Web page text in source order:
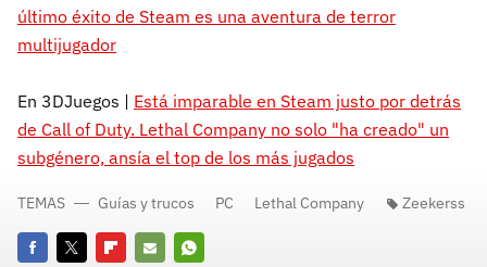
último éxito de Steam es una aventura de terror
multijugador
En 3DJuegos | Está imparable en Steam justo por detrás
de Call of Duty. Lethal Company no solo "ha creado" un
subgénero, ansía el top de los más jugados
TEMAS Guías y trucos PC Lethal Company Zeekerss